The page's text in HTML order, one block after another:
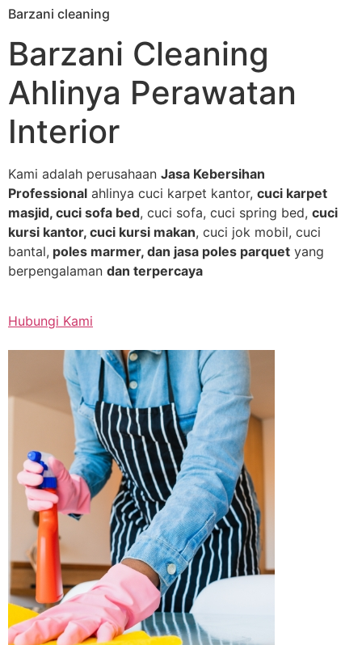
Skip
content
Barzani cleaning
Barzani Cleaning
Ahlinya Perawatan
Interior
Kami adalah perusahaan Jasa Kebersihan
Professional ahlinya cuci karpet kantor, cuci karpet
masjid, cuci sofa bed, cuci sofa, cuci spring bed, cuci
kursi kantor, cuci kursi makan, cuci jok mobil, cuci
bantal, poles marmer, dan jasa poles parquet yang
berpengalaman dan terpercaya
Hubungi Kami